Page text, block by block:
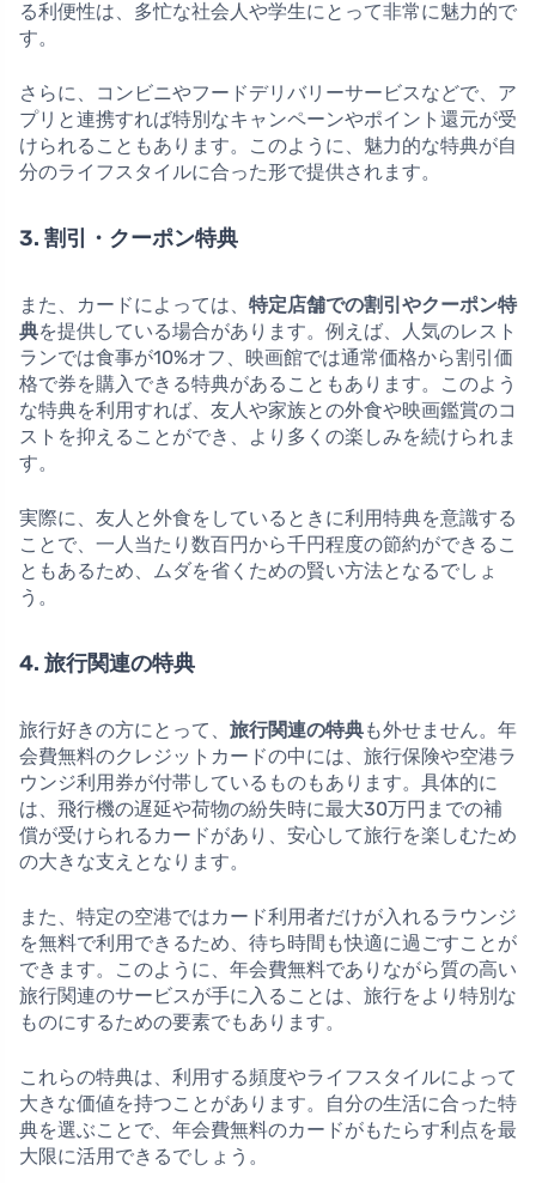
る利便性は、多忙な社会人や学生にとって非常に魅力的で
す。
さらに、コンビニやフードデリバリーサービスなどで、ア
プリと連携すれば特別なキャンペーンやポイント還元が受
けられることもあります。このように、魅力的な特典が自
分のライフスタイルに合った形で提供されます。
3. 割引・クーポン特典
また、カードによっては、 特定店舗での割引やクーポン特
典を提供している場合があります。例えば、人気のレスト
ランでは食事が10%オフ、映画館では通常価格から割引価
格で券を購入できる特典があることもあります。このよう
な特典を利用すれば、友人や家族との外食や映画鑑賞のコ
ストを抑えることができ、より多くの楽しみを続けられま
す。
実際に、友人と外食をしているときに利用特典を意識する
ことで、一人当たり数百円から千円程度の節約ができるこ
ともあるため、ムダを省くための賢い方法となるでしょ
う。
4. 旅行関連の特典
旅行好きの方にとって、 旅行関連の特典も外せません。年
会費無料のクレジットカードの中には、旅行保険や空港ラ
ウンジ利用券が付帯しているものもあります。具体的に
は、飛行機の遅延や荷物の紛失時に最大30万円までの補
償が受けられるカードがあり、安心して旅行を楽しむため
の大きな支えとなります。
また、特定の空港ではカード利用者だけが入れるラウンジ
を無料で利用できるため、待ち時間も快適に過ごすことが
できます。このように、年会費無料でありながら質の高い
旅行関連のサービスが手に入ることは、旅行をより特別な
ものにするための要素でもあります。
これらの特典は、利用する頻度やライフスタイルによって
大きな価値を持つことがあります。自分の生活に合った特
典を選ぶことで、年会費無料のカードがもたらす利点を最
大限に活用できるでしょう。